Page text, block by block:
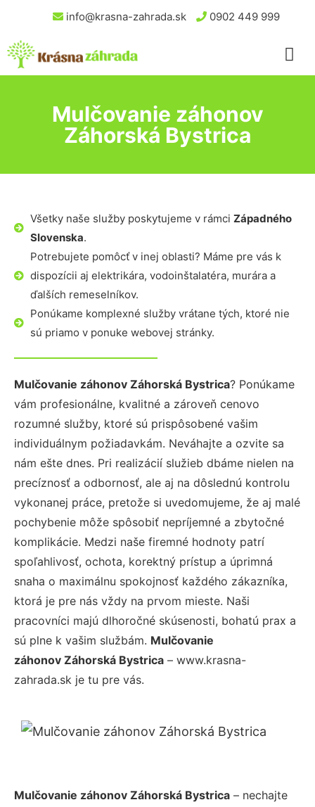
info@krasna-zahrada.sk 0902 449 999
Mulčovanie záhonov
Záhorská Bystrica
Všetky naše služby poskytujeme v rámci Západného
Slovenska.
Potrebujete pomôcť v inej oblasti? Máme pre vás k
dispozícii aj elektrikára, vodoinštalatéra, murára a
ďalších remeselníkov.
Ponúkame komplexné služby vrátane tých, ktoré nie
sú priamo v ponuke webovej stránky.
Mulčovanie záhonov Záhorská Bystrica? Ponúkame
vám profesionálne, kvalitné a zároveň cenovo
rozumné služby, ktoré sú prispôsobené vašim
individuálnym požiadavkám. Neváhajte a ozvite sa
nám ešte dnes. Pri realizácií služieb dbáme nielen na
precíznosť a odbornosť, ale aj na dôslednú kontrolu
vykonanej práce, pretože si uvedomujeme, že aj malé
pochybenie môže spôsobiť nepríjemné a zbytočné
komplikácie. Medzi naše firemné hodnoty patrí
spoľahlivosť, ochota, korektný prístup a úprimná
snaha o maximálnu spokojnosť každého zákazníka,
ktorá je pre nás vždy na prvom mieste. Naši
pracovníci majú dlhoročné skúsenosti, bohatú prax a
sú plne k vašim službám. Mulčovanie
záhonov Záhorská Bystrica – www.krasna-
zahrada.sk je tu pre vás.
Mulčovanie záhonov Záhorská Bystrica – nechajte